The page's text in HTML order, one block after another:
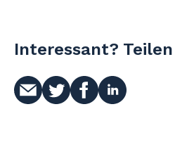
Interessant? Teilen